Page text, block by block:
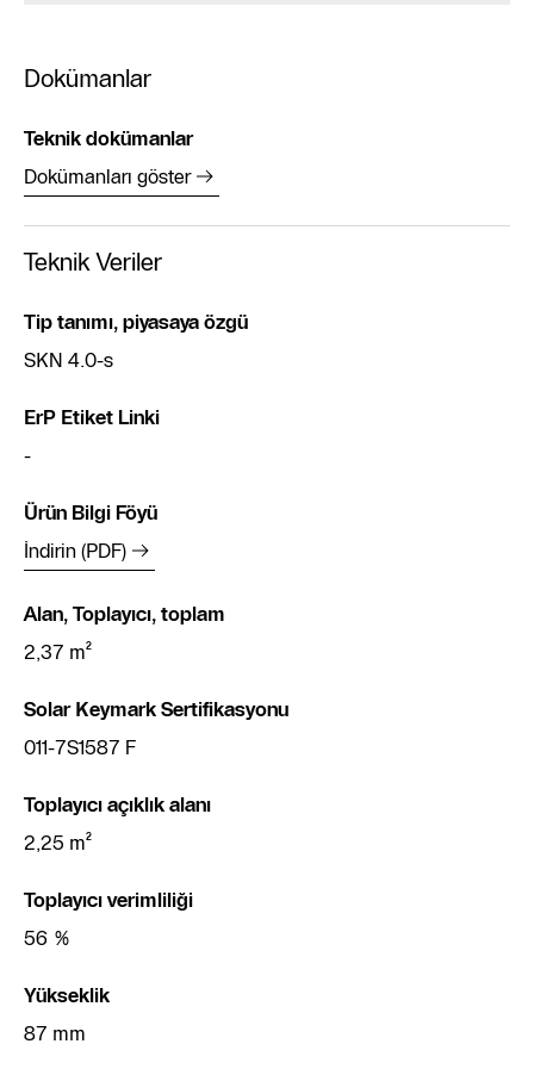
Dokümanlar
Teknik dokümanlar
Dokümanları göster
Teknik Veriler
Tip tanımı, piyasaya özgü
SKN 4.0-s
ErP Etiket Linki
-
Ürün Bilgi Föyü
İndirin (PDF)
Alan, Toplayıcı, toplam
2,37 m²
Solar Keymark Sertifikasyonu
011-7S1587 F
Toplayıcı açıklık alanı
2,25 m²
Toplayıcı verimliliği
56 %
Yükseklik
87 mm